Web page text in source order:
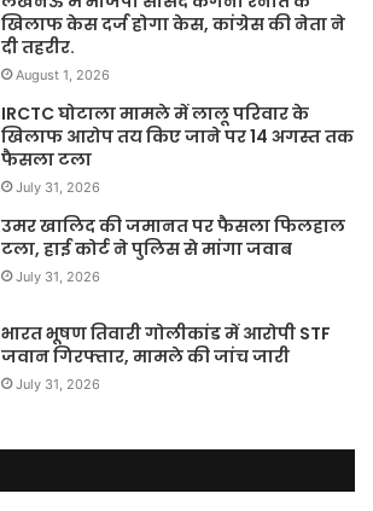
खिलाफ केस दर्ज होगा केस, कांग्रेस की नेता ने
दी तहरीर.
August 1, 2026
IRCTC घोटाला मामले में लालू परिवार के
खिलाफ आरोप तय किए जाने पर 14 अगस्त तक
फैसला टला
July 31, 2026
उमर खालिद की जमानत पर फैसला फिलहाल
टला, हाई कोर्ट ने पुलिस से मांगा जवाब
July 31, 2026
भारत भूषण तिवारी गोलीकांड में आरोपी STF
जवान गिरफ्तार, मामले की जांच जारी
July 31, 2026